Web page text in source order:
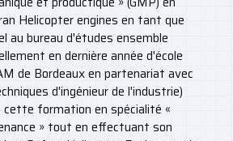
Helicopter engines en tant que
au bureau d'études ensemble
en dernière année d'école
de Bordeaux en partenariat avec
d'ingénieur de l'industrie)
cette formation en spécialité «
» tout en effectuant son